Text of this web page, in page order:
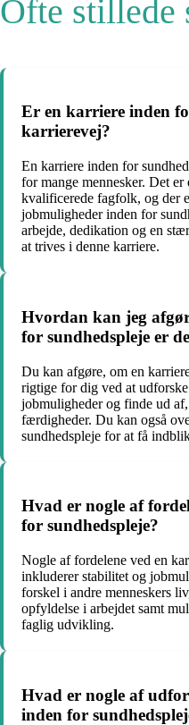
Ofte stillede
Er en karriere inden
karrierevej?
En karriere inden for
for mange mennesker. Det
kvalificerede fagfolk, og der
jobmuligheder inden for
arbejde, dedikation og en
at trives i denne karriere.
Hvordan kan jeg
for sundhedspleje er
Du kan afgøre, om en
rigtige for dig ved at
jobmuligheder og finde ud
færdigheder. Du kan også
sundhedspleje for at få
Hvad er nogle af
for sundhedspleje?
Nogle af fordelene ved en
inkluderer stabilitet og
forskel i andre menneskers
opfyldelse i arbejdet samt
faglig udvikling.
Hvad er nogle af
inden for